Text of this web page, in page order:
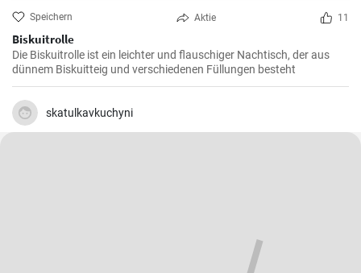
Speichern Aktie 11
Biskuitrolle
Die Biskuitrolle ist ein leichter und flauschiger Nachtisch, der aus
dünnem Biskuitteig und verschiedenen Füllungen besteht
skatulkavkuchyni